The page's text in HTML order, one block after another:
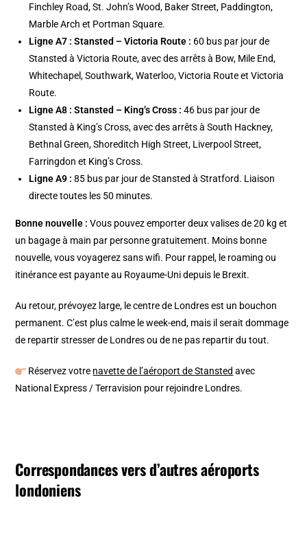
Finchley Road, St. John’s Wood, Baker Street, Paddington,
Marble Arch et Portman Square.
Ligne A7 : Stansted – Victoria Route : 60 bus par jour de
Stansted à Victoria Route, avec des arrêts à Bow, Mile End,
Whitechapel, Southwark, Waterloo, Victoria Route et Victoria
Route.
Ligne A8 : Stansted – King’s Cross :46 bus par jour de
Stansted à King’s Cross, avec des arrêts à South Hackney,
Bethnal Green, Shoreditch High Street, Liverpool Street,
Farringdon et King’s Cross.
Ligne A9 :85 bus par jour de Stansted à Stratford. Liaison
directe toutes les 50 minutes.
Bonne nouvelle :Vous pouvez emporter deux valises de 20 kg et
un bagage à main par personne gratuitement. Moins bonne
nouvelle, vous voyagerez sans wifi. Pour rappel, le roaming ou
itinérance est payante au Royaume-Uni depuis le Brexit.
Au retour, prévoyez large, le centre de Londres est un bouchon
permanent. C’est plus calme le week-end, mais il serait dommage
de repartir stresser de Londres ou de ne pas repartir du tout.
Réservez votre navette de l’aéroport de Stansted avec
National Express / Terravision pour rejoindre Londres.
Correspondances vers d’autres aéroports
londoniens